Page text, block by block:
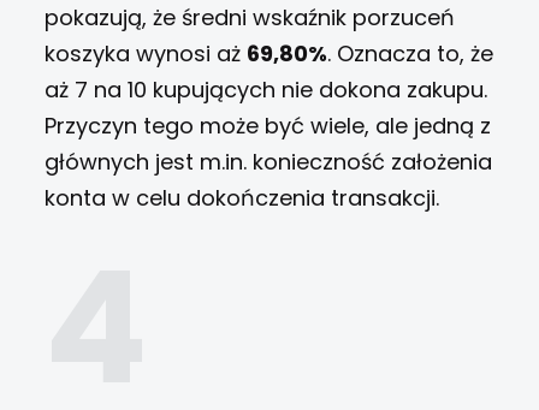
pokazują, że średni wskaźnik porzuceń
koszyka wynosi aż 69,80%. Oznacza to, że
aż 7 na 10 kupujących nie dokona zakupu.
Przyczyn tego może być wiele, ale jedną z
głównych jest m.in. konieczność założenia
konta w celu dokończenia transakcji.